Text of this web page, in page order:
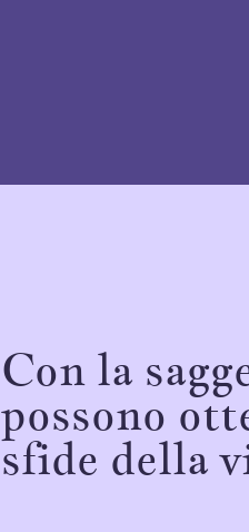
Con la
possono
sfide della